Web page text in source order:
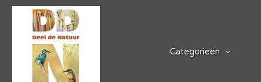
Categorieën